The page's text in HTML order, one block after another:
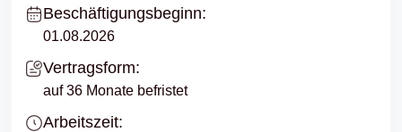
Beschäftigungsbeginn:
01.08.2026
Vertragsform:
auf 36 Monate befristet
Arbeitszeit: